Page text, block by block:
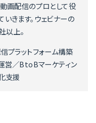
画配信のプロとして役
きます。ウェビナーの
以上。
プラットフォーム構築
営／BtoBマーケティン
支援